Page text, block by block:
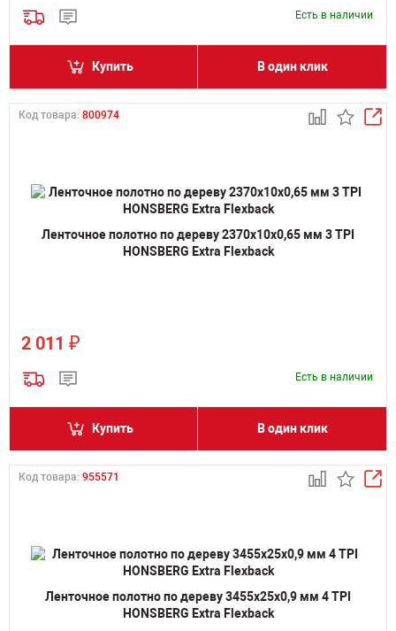
Есть в наличии
Купить В один клик
Код товара: 800974
Ленточное полотно по дереву 2370х10х0,65 мм 3 TPI
HONSBERG Extra Flexback
2 011 ₽
Есть в наличии
Купить В один клик
Код товара: 955571
Ленточное полотно по дереву 3455х25х0,9 мм 4 TPI
HONSBERG Extra Flexback